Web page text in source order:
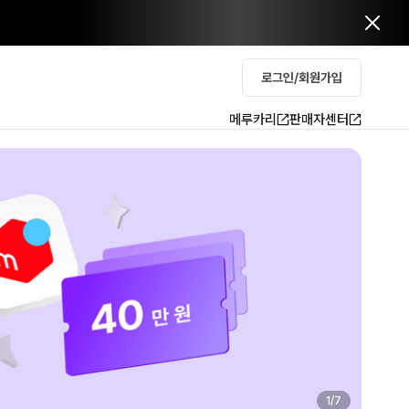
로그인/회원가입
메루카리 판매자센터
2/7